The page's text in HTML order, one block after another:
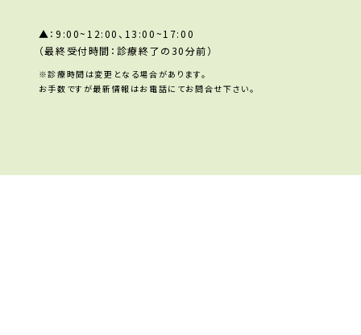
▲：9:00~12:00、13:00~17:00
（最終受付時間：診療終了の30分前）
※診療時間は変更となる場合があります。
お手数ですが最新情報はお電話にてお問合せ下さい。